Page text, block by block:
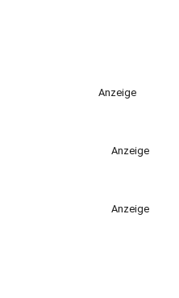
Anzeige
Anzeige
Anzeige